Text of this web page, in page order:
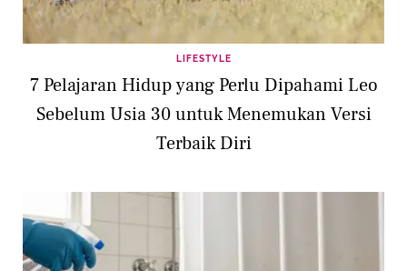
LIFESTYLE
7 Pelajaran Hidup yang Perlu Dipahami Leo
Sebelum Usia 30 untuk Menemukan Versi
Terbaik Diri